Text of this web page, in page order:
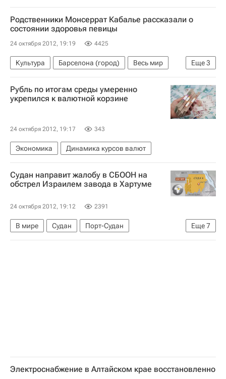
Родственники Монсеррат Кабалье рассказали о
состоянии здоровья певицы
24 октября 2012, 19:19 4425
Еще3
Культура Барселона (город)
Весь мир
Европа
Испания Монсеррат Кабалье
Рубль по итогам среды умеренно
укрепился к валютной корзине
24 октября 2012, 19:17 343
Экономика Динамика курсов валют
Судан направит жалобу в СБООН на
обстрел Израилем завода в Хартуме
24 октября 2012, 19:12 2391
Еще7
В мире Судан
Порт-Судан
Хартум (город)
Израиль
Африка
Электроснабжение в Алтайском крае восстановленно